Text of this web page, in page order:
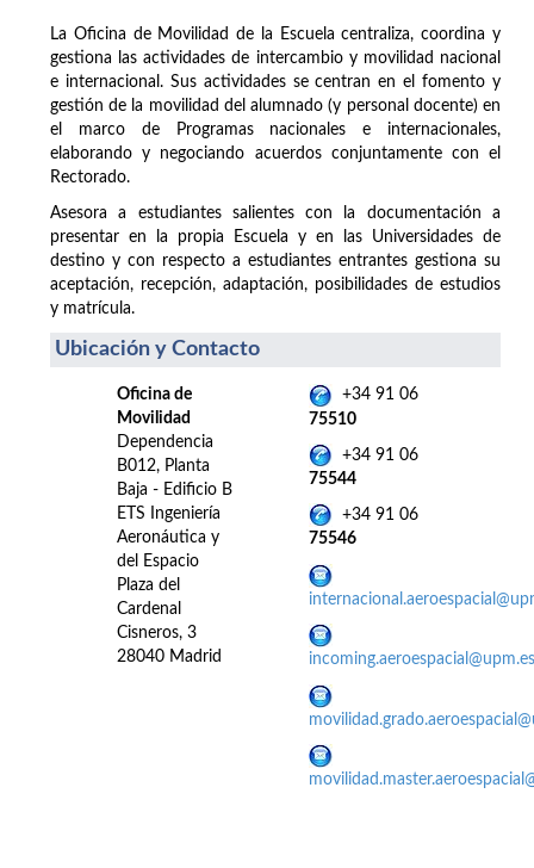
La Oficina de Movilidad de la Escuela centraliza, coordina y
gestiona las actividades de intercambio y movilidad nacional
e internacional. Sus actividades se centran en el fomento y
gestión de la movilidad del alumnado (y personal docente) en
el marco de Programas nacionales e internacionales,
elaborando y negociando acuerdos conjuntamente con el
Rectorado.
Asesora a estudiantes salientes con la documentación a
presentar en la propia Escuela y en las Universidades de
destino y con respecto a estudiantes entrantes gestiona su
aceptación, recepción, adaptación, posibilidades de estudios
y matrícula.
Ubicación y Contacto
Oficina de
Movilidad
Dependencia
B012, Planta
Baja - Edificio B
ETS Ingeniería
Aeronáutica y
del Espacio
Plaza del
Cardenal
Cisneros, 3
28040 Madrid
+34 91 06
75510
+34 91 06
75544
+34 91 06
75546
incoming.aeroespacial@upm.es